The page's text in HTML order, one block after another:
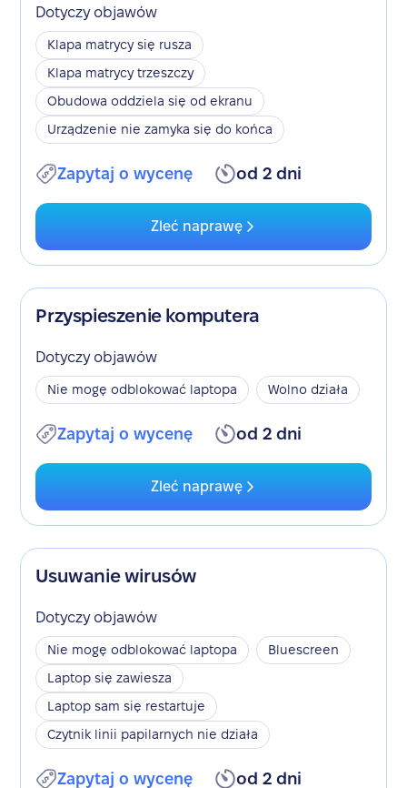
Dotyczy objawów
Klapa matrycy się rusza
Klapa matrycy trzeszczy
Obudowa oddziela się od ekranu
Urządzenie nie zamyka się do końca
Zapytaj o wycenę od 2 dni
Zleć naprawę
Przyspieszenie komputera
Dotyczy objawów
Nie mogę odblokować laptopa Wolno działa
Zapytaj o wycenę od 2 dni
Zleć naprawę
Usuwanie wirusów
Dotyczy objawów
Nie mogę odblokować laptopa
Bluescreen
Laptop się zawiesza
Laptop sam się restartuje
Czytnik linii papilarnych nie działa
Zapytaj o wycenę od 2 dni